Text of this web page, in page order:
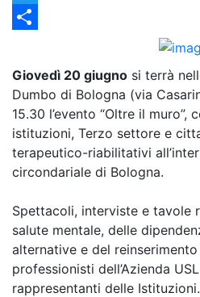
Twitter
Giovedì 20 giugno si terrà
Dumbo di Bologna (via
15.30 l’evento “Oltre il muro”,
istituzioni, Terzo settore e
terapeutico-riabilitativi
circondariale di Bologna.
Spettacoli, interviste e tavole
salute mentale, delle
alternative e del
professionisti dell’Azienda
rappresentanti delle Istituzioni.